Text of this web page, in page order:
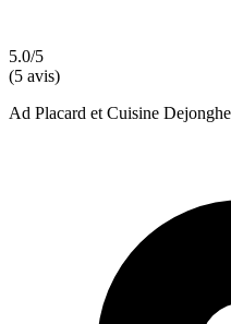
5.0/5
(5 avis)
Ad Placard et Cuisine